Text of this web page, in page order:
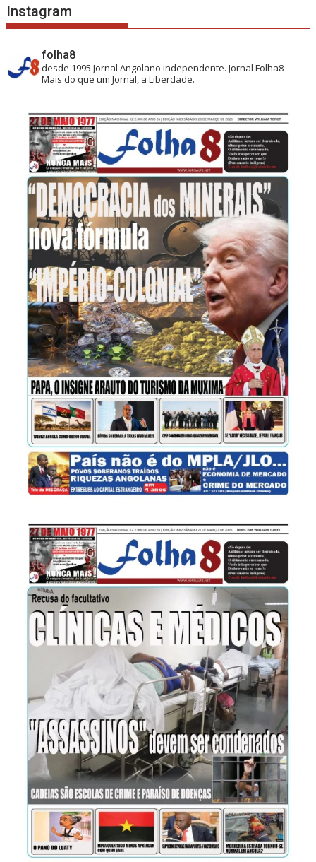
Instagram
folha8
desde 1995 Jornal Angolano independente.Jornal Folha8 -
Mais do que um Jornal, a Liberdade.